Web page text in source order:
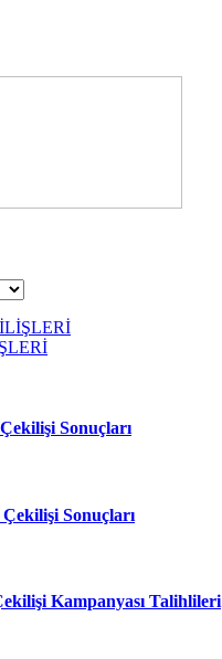
Sonuçları
Sonuçları
Kampanyası Talihlileri